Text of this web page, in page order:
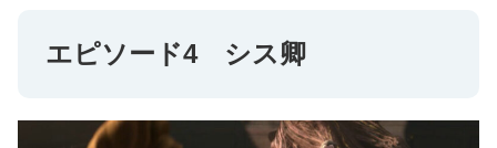
エピソード4 シス卿